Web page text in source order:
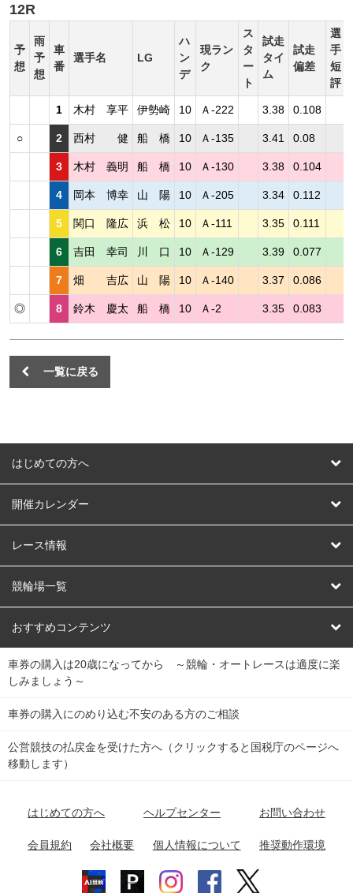
12R
予
想
雨
予
想
車
番
選手名 LG
ハ
ン
デ
現ラン
ク
ス
タ
ー
ト
試走
タイ
ム
試走
偏差
選
手
短
評
1 木村 享平 伊勢崎 10 Ａ-222 3.38 0.108
○ 2 西村 健 船 橋 10 Ａ-135 3.41 0.08
3 木村 義明 船 橋 10 Ａ-130 3.38 0.104
4 岡本 博幸 山 陽 10 Ａ-205 3.34 0.112
5 関口 隆広 浜 松 10 Ａ-111 3.35 0.111
6 吉田 幸司 川 口 10 Ａ-129 3.39 0.077
7 畑 吉広 山 陽 10 Ａ-140 3.37 0.086
◎ 8 鈴木 慶太 船 橋 10 Ａ-2 3.35 0.083
一覧に戻る
はじめての方へ
はじめての方へ
開催カレンダー
競輪
オートレース
競輪くじ
Dokanto!
チャリロトプラザ
レース情報
レース予想
レース結果
キャリーオーバー一覧
競輪場一覧
北日本 函館競輪場
関
東
弥彦競輪場 前橋競輪場 取手競輪場 宇都宮競輪場
関
東
小田原競輪場
名古屋競輪場 岐阜競輪場 大垣競輪場 豊橋競輪場
富山競輪場 松阪競輪場 四日市競輪場
福井競輪場 奈良競輪場 向日町競輪場
おすすめコンテンツ
競輪選手情報
Perfecta Navi
netkeirin
車券の購入は20歳になってから ～競輪・オートレースは適度に楽
しみましょう～
車券の購入にのめり込む不安のある方のご相談
公営競技の払戻金を受けた方へ（クリックすると国税庁のページへ
移動します）
はじめての方へ ヘルプセンター お問い合わせ
会員規約 会社概要 個人情報について 推奨動作環境